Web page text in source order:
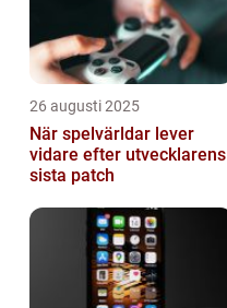
26 augusti 2025
När spelvärldar lever
vidare efter utvecklarens
sista patch